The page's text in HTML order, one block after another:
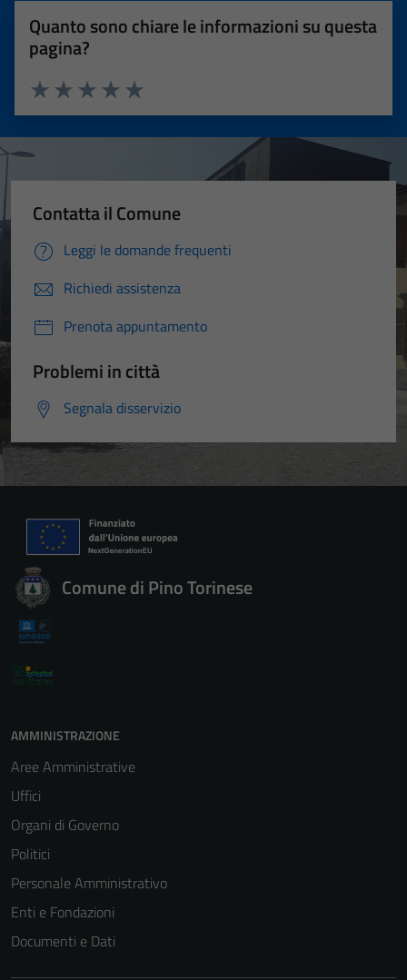
Quanto sono chiare le informazioni su questa
pagina?
Valuta 5 stelle su 5
Valuta 4 stelle su 5
Valuta 3 stelle su 5
Valuta 2 stelle su 5
Valuta 1 stelle su 5
Contatta il Comune
Leggi le domande frequenti
Richiedi assistenza
Prenota appuntamento
Problemi in città
Segnala disservizio
Comune di Pino Torinese
AMMINISTRAZIONE
Aree Amministrative
Uffici
Organi di Governo
Politici
Personale Amministrativo
Enti e Fondazioni
Documenti e Dati